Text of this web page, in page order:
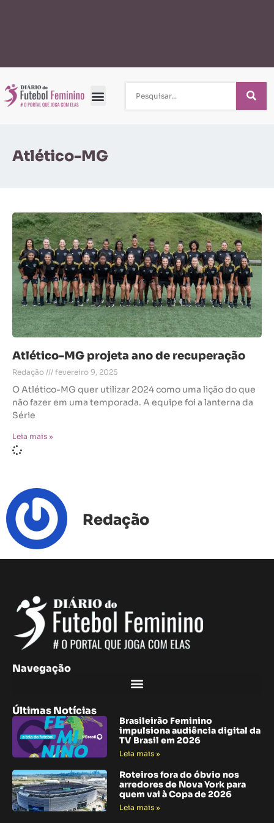
Atlético-MG
Atlético-MG projeta ano de recuperação
Redação fevereiro 9, 2025
O Atlético-MG quer utilizar 2024 como uma lição do que
não fazer em uma temporada. A equipe foi a lanterna da
Série
Leia mais »
Redação
Navegação
Últimas Notícias
Brasileirão Feminino
impulsiona audiência digital da
TV Brasil em 2026
Leia mais »
Roteiros fora do óbvio nos
arredores de Nova York para
quem vai à Copa de 2026
Leia mais »